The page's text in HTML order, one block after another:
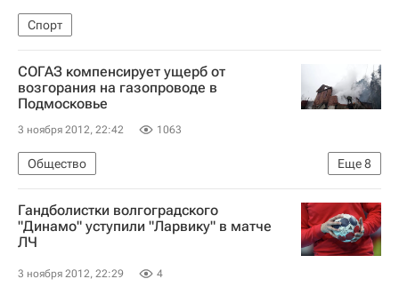
Спорт
СОГАЗ компенсирует ущерб от
возгорания на газопроводе в
Подмосковье
3 ноября 2012, 22:42 1063
Еще8
Общество
Авария на газопроводе в Подмосковье
Щелковский район
Московская область (Подмосковье)
Весь мир
Центральный ФО
Гандболистки волгоградского
"Динамо" уступили "Ларвику" в матче
ЛЧ
3 ноября 2012, 22:29 4